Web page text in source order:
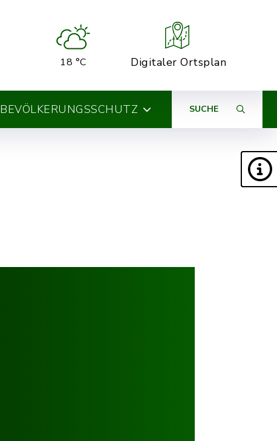
18 °C Digitaler Ortsplan
BEVÖLKERUNGSSCHUTZ SUCHE